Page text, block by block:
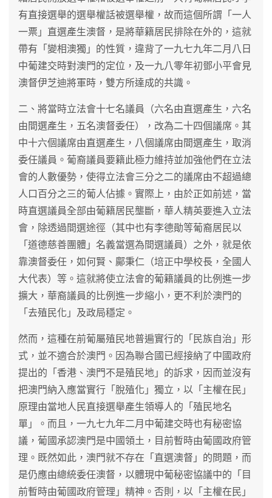
有直接選舉的選舉權話被選舉權，故而這個所謂「一人
一票」直選產生澳督，是將華籍居民排除在外的，這就
帶有「變相澳獨」的性質，違背了一九七九年二月八日
中葡建交時對澳門的定位，及一九八零年初鄧小平會見
澳督伊芝迪將軍時，雙方所達成的共識。
二、將當時立法會十七名議員（六名由直選產生，六名
由間選產生，五名澳督委任），改為二十四個議席。其
中十六個議席由直選產生，八個議席由間選產生，取消
委任議員。葡裔議員要籍此極力維持並加強他們在立法
會的人數優勢，使得立法會三分之二的議席由不超過總
人口百分之三的葡人佔據。實際上，由於正如前述，當
時直選議員全部由葡籍居民壟斷，華人精英要進入立法
會，除透過間選途徑（其中也有李德勛等葡裔居民以
「道德慈善團體」名義當選為間選議員）之外，就是依
靠澳督委任，如何賢、鄺秉仁（培正中學校長，全國人
大代表）等。這就將使立法會的葡籍議員的比例進一步
擴大，華裔議員的比例進一步縮小，更不利於澳門的
「去殖民化」及政局穩定。
然而，這種在前葡屬殖民地普遍實行的「民族自治」形
式，並不適合於澳門。因為聯合國已經接納了中國政府
提出的「香港、澳門不是殖民地」的訴求，因而並沒有
把澳門納入應當實行「脫殖化」獨立，以「主權在民」
原理由當地人民直接選舉產生領導人的「殖民地名
單」。而且，一九七九年二月中葡建交時也有秘密協
議，葡國承認澳門是中國領土，目前暫時由葡國政府管
理。既然如此，澳門就不存在「直選澳督」的問題，而
是仍應由總統委任澳督，以體現中葡秘密協議中的「目
前暫時由葡國政府管理」精神。否則，以「主權在民」